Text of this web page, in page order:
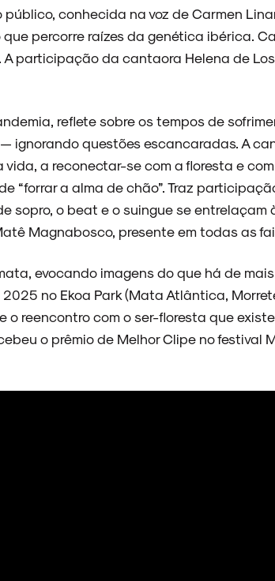
conhecida na voz de Carmen
percorre raízes da genética ibérica.
participação da cantaora Helena de
reflete sobre os tempos de
ignorando questões escancaradas. A
a reconectar-se com a floresta e
“forrar a alma de chão”. Traz
sopro, o beat e o suingue se entrelaçam
Magnabosco, presente em todas as
evocando imagens do que há de
no Ekoa Park (Mata Atlântica,
reencontro com o ser-floresta que
o prêmio de Melhor Clipe no festival